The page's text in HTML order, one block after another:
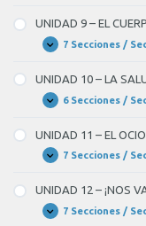
–
LOS
NEGOCIOS
UNIDAD 9 – EL
Expandir
UNIDAD
–
EL
CUERPO
Y
HIGIENE
PERSONAL
7 Secciones /
UNIDAD 10 – LA
Expandir
UNIDAD
–
LA
SALUD
6 Secciones /
UNIDAD 11 – EL
Expandir
UNIDAD
–
EL
OCIO
Y
7 Secciones /
UNIDAD 12 – ¡NOS
Expandir
UNIDAD7 Secciones /